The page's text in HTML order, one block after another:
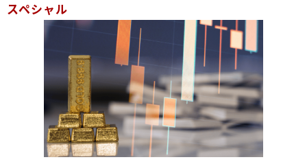
スペシャル